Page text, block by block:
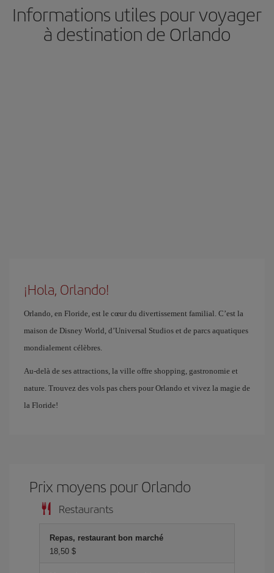
Informations utiles pour voyager
à destination de Orlando
¡Hola, Orlando!
Orlando, en Floride, est le cœur du divertissement familial. C’est la
maison de Disney World, d’Universal Studios et de parcs aquatiques
mondialement célèbres.
Au-delà de ses attractions, la ville offre shopping, gastronomie et
nature. Trouvez des vols pas chers pour Orlando et vivez la magie de
la Floride!
Prix ​​moyens pour Orlando
Restaurants
Repas, restaurant bon marché
18,50 $